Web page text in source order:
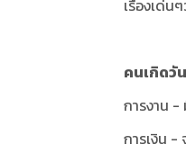
เรื่องเด่น
คนเกิดวั
การงาน -
การเงิน -